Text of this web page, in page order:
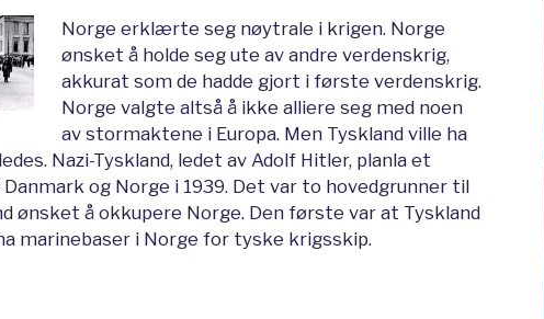
Norge erklærte seg nøytrale i krigen. Norge
ønsket å holde seg ute av andre verdenskrig,
akkurat som de hadde gjort i første verdenskrig.
Norge valgte altså å ikke alliere seg med noen
av stormaktene i Europa. Men Tyskland ville ha
Nazi-Tyskland, ledet av Adolf Hitler, planla et
Danmark og Norge i 1939. Det var to hovedgrunner til
ønsket å okkupere Norge. Den første var at Tyskland
marinebaser i Norge for tyske krigsskip.